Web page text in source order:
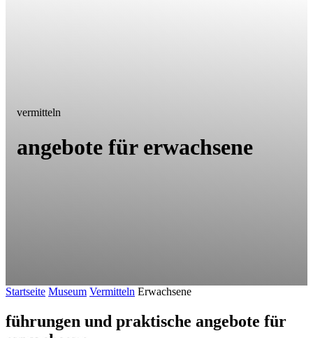
vermitteln
angebote für erwachsene
Startseite Museum Vermitteln Erwachsene
führungen und praktische angebote für